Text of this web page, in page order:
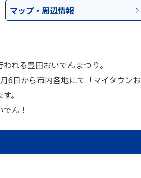
マップ・周辺情報
れる豊田おいでんまつり。
6日から市内各地にて「マイタウンお
。
ん！